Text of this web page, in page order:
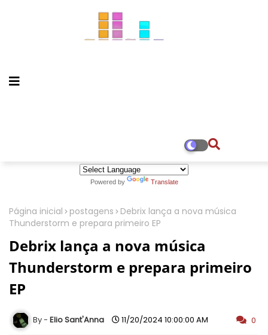
Powered by Translate
Página inicial postagens
Debrix lança a nova música
Thunderstorm e prepara primeiro EP
Debrix lança a nova música
Thunderstorm e prepara primeiro
EP
Elio Sant'Anna 11/20/2024 10:00:00 AM 0